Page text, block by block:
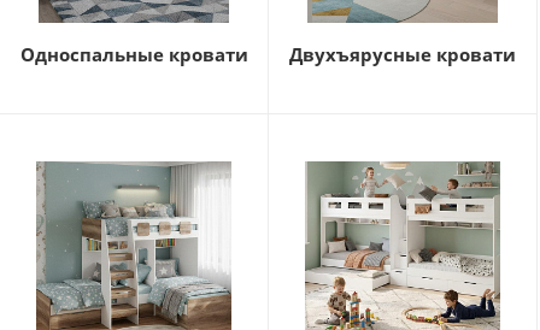
Односпальные кровати Двухъярусные кровати